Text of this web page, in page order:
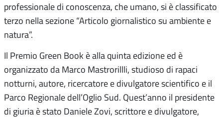
professionale di conoscenza, che umano, si è classificato
terzo nella sezione “Articolo giornalistico su ambiente e
natura”.
Il Premio Green Book è alla quinta edizione ed è
organizzato da Marco Mastrorillli, studioso di rapaci
notturni, autore, ricercatore e divulgatore scientifico e il
Parco Regionale dell’Oglio Sud. Quest’anno il presidente
di giuria è stato Daniele Zovi, scrittore e divulgatore,